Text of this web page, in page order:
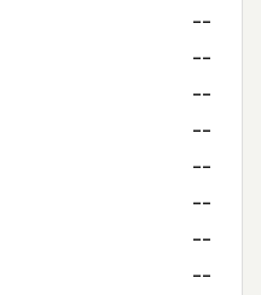
--
--
--
--
--
--
--
--